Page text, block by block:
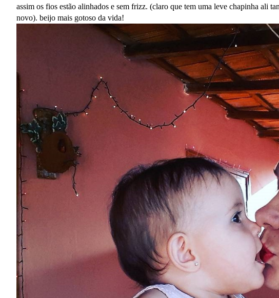
assim os fios estão alinhados e sem frizz. (claro que tem uma leve chapinha ali
novo). beijo mais gotoso da vida!